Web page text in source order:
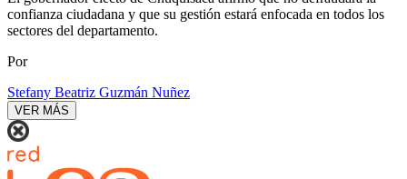
confianza ciudadana y que su gestión estará enfocada en todos los
sectores del departamento.
Por
Stefany Beatriz Guzmán Nuñez
VER MÁS